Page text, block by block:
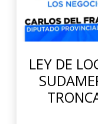
LEY DE